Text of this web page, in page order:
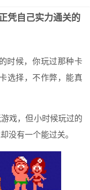
凭自己实力通关的
时候，你玩过那种卡
选择，不作弊，能真
戏，但小时候玩过的
没有一个能过关。